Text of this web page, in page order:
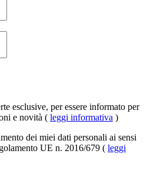
esclusive, per essere informato per
e novità ( leggi informativa )
dei miei dati personali ai sensi
UE n. 2016/679 ( leggi